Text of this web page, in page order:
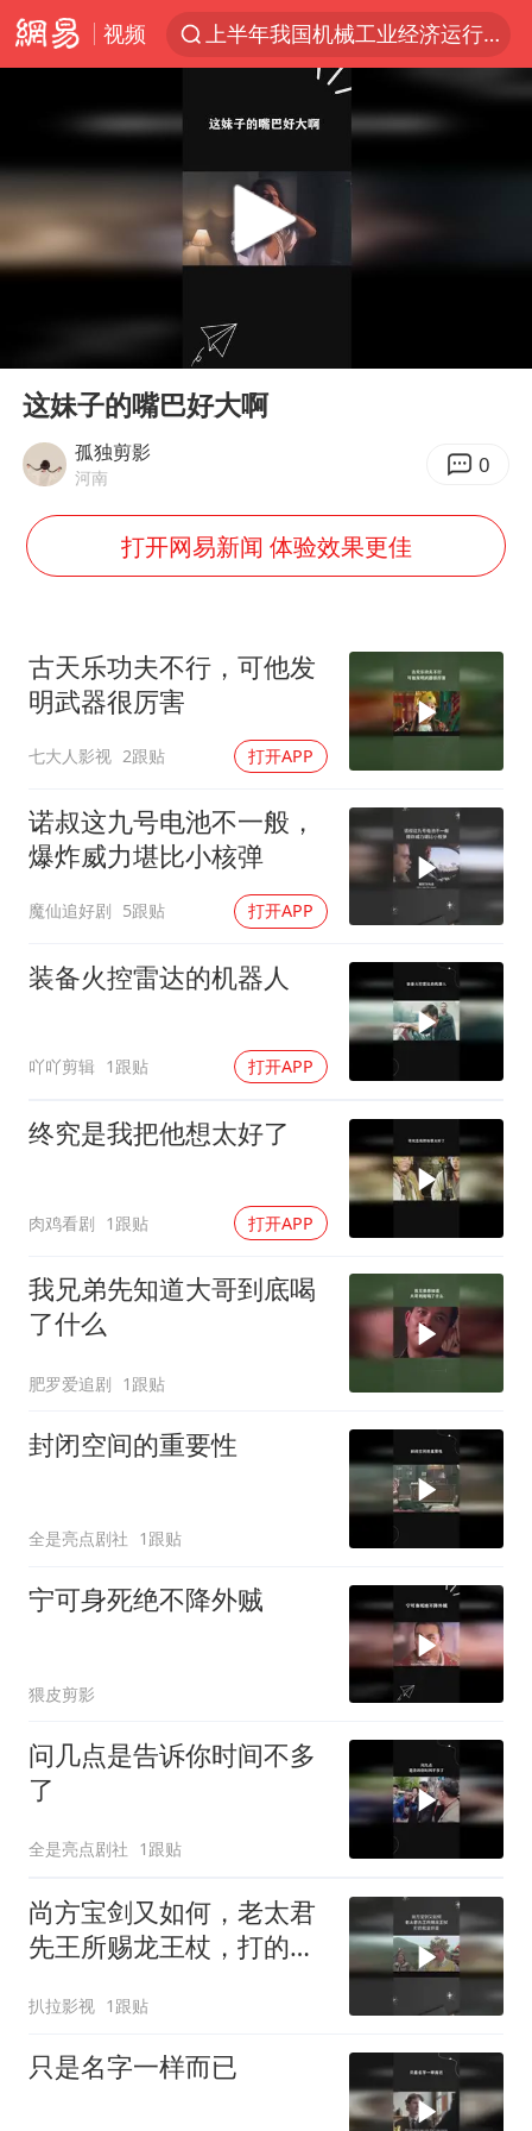
视频
上半年我国机械工业经济运行稳中有进
A股三大股指收涨
“立秋的第一杯奶茶”又爆单了
直击泰国校园6死枪击案现场
年内最贵新股今日申购
向鹏0-3不敌张本智和
广岛核爆81周年央视播《奥本海默》
河南某医院2.33亿工程串标案细节披露
今日立秋你咬秋了吗
东方之约 相约未来
Play
这妹子的嘴巴好大啊
孤独剪影
河南 0
打开网易新闻 体验效果更佳
古天乐功夫不行，可他发
明武器很厉害
七大人影视 2跟贴 打开APP
诺叔这九号电池不一般，
爆炸威力堪比小核弹
魔仙追好剧 5跟贴 打开APP
装备火控雷达的机器人
吖吖剪辑 1跟贴 打开APP
终究是我把他想太好了
肉鸡看剧 1跟贴 打开APP
我兄弟先知道大哥到底喝
了什么
肥罗爱追剧 1跟贴
封闭空间的重要性
全是亮点剧社 1跟贴
宁可身死绝不降外贼
猥皮剪影
问几点是告诉你时间不多
了
全是亮点剧社 1跟贴
尚方宝剑又如何，老太君
先王所赐龙王杖，打的就
扒拉影视 1跟贴
只是名字一样而已